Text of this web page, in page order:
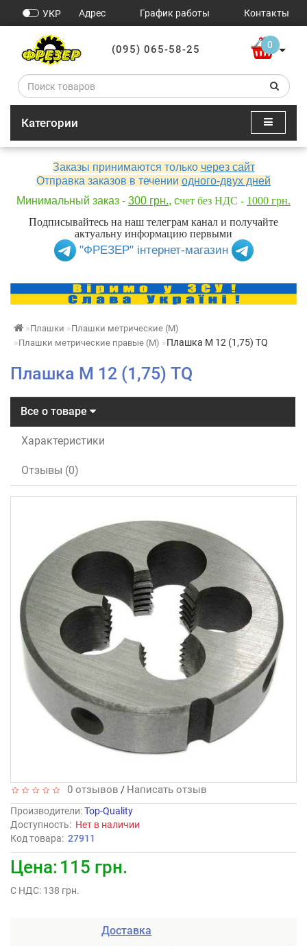
УКР Адрес График работы Контакты
Категории
(095) 065-58-25 0
Заказы принимаются только через сайт
Отправка заказов в течении одного-двух дней
Минимальный заказ - 300 грн., счет без НДС - 1000 грн.
Подписывайтесь на наш телеграм канал и получайте
актуальну информацию первыми
"ФРЕЗЕР" інтернет-магазин
Плашки
Плашки метрические (М)
Плашки метрические правые (М)
Плашка М 12 (1,75) TQ
Плашка М 12 (1,75) TQ
Все о товаре
Характеристики
Отзывы (0)
0 отзывов / Написать отзыв
Производители:Top-Quality
Доступность: Нет в наличии
Код товара: 27911
Цена: 115 грн.
С НДС: 138 грн.
Доставка